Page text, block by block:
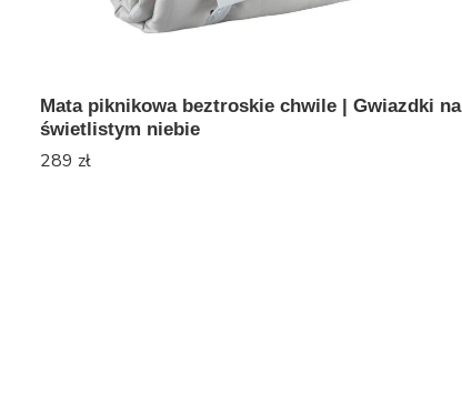
Mata piknikowa beztroskie chwile | Gwiazdki na
świetlistym niebie
289 zł